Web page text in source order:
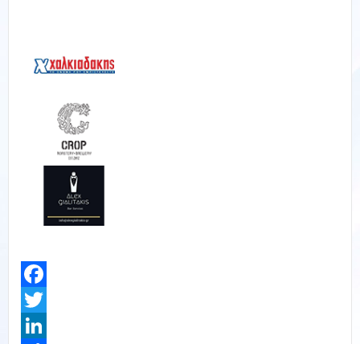
Facebook
Twitter